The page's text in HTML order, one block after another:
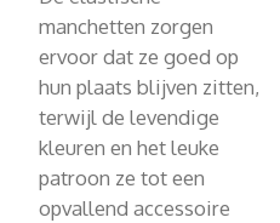
manchetten zorgen
ervoor dat ze goed op
hun plaats blijven zitten,
terwijl de levendige
kleuren en het leuke
patroon ze tot een
opvallend accessoire